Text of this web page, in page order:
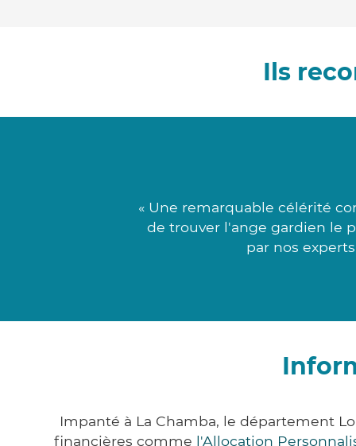
Ils
« Une remarquable célérité
de trouver l'ange gardien le
par nos
Impanté à La Chamba, le département
financières comme l'Allocation